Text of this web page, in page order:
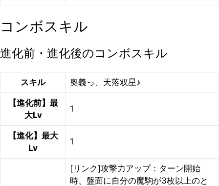
コンボスキル
進化前・進化後のコンボスキル
スキル 奥義っ、天落双星♪
【進化前】最
大Lv
1
【進化】最大
Lv
1
[リンク]攻撃力アップ：ターン開始
時、盤面に自分の魔駒が3枚以上のと